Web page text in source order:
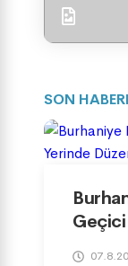
SON
Geçici